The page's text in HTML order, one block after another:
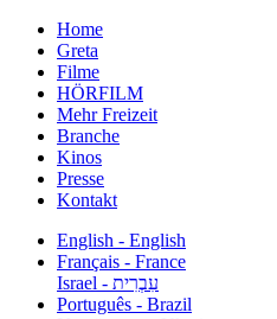
Home
Greta
Filme
HÖRFILM
Mehr Freizeit
Branche
Kinos
Presse
Kontakt
English - English
Français - France
עִבְרִית - Israel
Português - Brazil